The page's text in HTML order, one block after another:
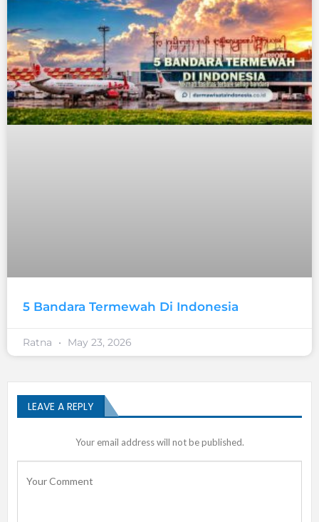
5 Bandara Termewah Di Indonesia
Ratna May 23, 2026
LEAVE A REPLY
Your email address will not be published.